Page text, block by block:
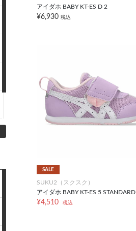
アイダホ BABY KT-ES D 2
¥6,930 税込
SALE
SUKU2（スクスク）
アイダホ BABY KT-ES 5 STANDARD
¥4,510 税込